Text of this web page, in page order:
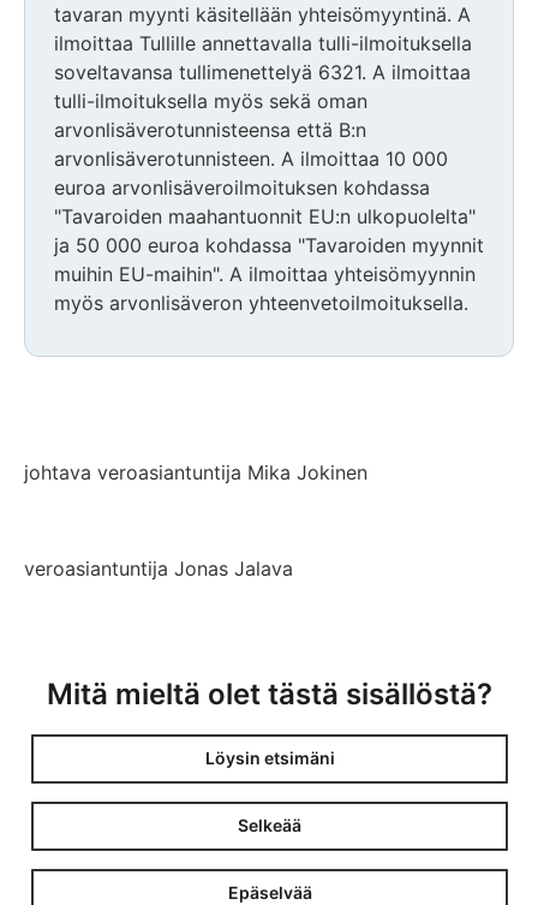
tavaran myynti käsitellään yhteisömyyntinä. A
ilmoittaa Tullille annettavalla tulli-ilmoituksella
soveltavansa tullimenettelyä 6321. A ilmoittaa
tulli-ilmoituksella myös sekä oman
arvonlisäverotunnisteensa että B:n
arvonlisäverotunnisteen. A ilmoittaa 10 000
euroa arvonlisäveroilmoituksen kohdassa
"Tavaroiden maahantuonnit EU:n ulkopuolelta"
ja 50 000 euroa kohdassa "Tavaroiden myynnit
muihin EU-maihin". A ilmoittaa yhteisömyynnin
myös arvonlisäveron yhteenvetoilmoituksella.
johtava veroasiantuntija Mika Jokinen
veroasiantuntija Jonas Jalava
Mitä mieltä olet tästä sisällöstä?
Löysin etsimäni
Selkeää
Epäselvää